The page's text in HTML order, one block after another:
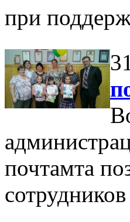
при
почтамта